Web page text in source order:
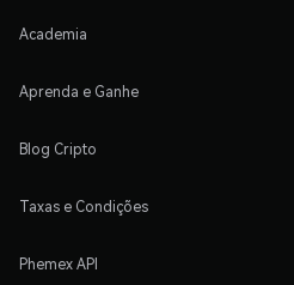
Academia
Aprenda e Ganhe
Blog Cripto
Taxas e Condições
Phemex API